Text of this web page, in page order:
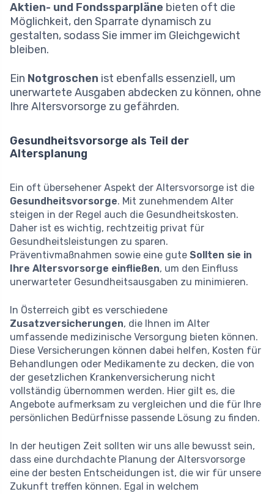
Aktien- und Fondssparpläne bieten oft die
Möglichkeit, den Sparrate dynamisch zu
gestalten, sodass Sie immer im Gleichgewicht
bleiben.
Ein Notgroschen ist ebenfalls essenziell, um
unerwartete Ausgaben abdecken zu können, ohne
Ihre Altersvorsorge zu gefährden.
Gesundheitsvorsorge als Teil der
Altersplanung
Ein oft übersehener Aspekt der Altersvorsorge ist die
Gesundheitsvorsorge. Mit zunehmendem Alter
steigen in der Regel auch die Gesundheitskosten.
Daher ist es wichtig, rechtzeitig privat für
Gesundheitsleistungen zu sparen.
Präventivmaßnahmen sowie eine gute Sollten sie in
Ihre Altersvorsorge einfließen, um den Einfluss
unerwarteter Gesundheitsausgaben zu minimieren.
In Österreich gibt es verschiedene
Zusatzversicherungen, die Ihnen im Alter
umfassende medizinische Versorgung bieten können.
Diese Versicherungen können dabei helfen, Kosten für
Behandlungen oder Medikamente zu decken, die von
der gesetzlichen Krankenversicherung nicht
vollständig übernommen werden. Hier gilt es, die
Angebote aufmerksam zu vergleichen und die für Ihre
persönlichen Bedürfnisse passende Lösung zu finden.
In der heutigen Zeit sollten wir uns alle bewusst sein,
dass eine durchdachte Planung der Altersvorsorge
eine der besten Entscheidungen ist, die wir für unsere
Zukunft treffen können. Egal in welchem